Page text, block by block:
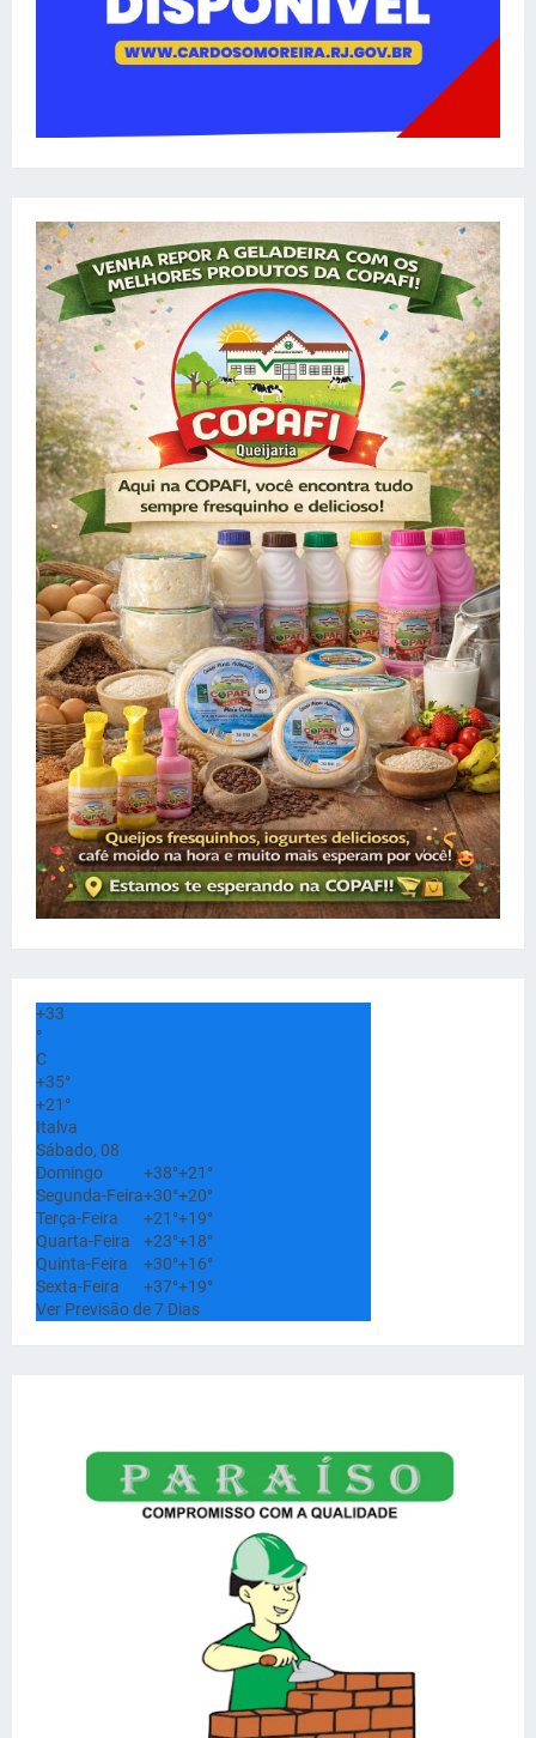
+33
°
C
+35°
+21°
Italva
Sábado, 08
Domingo
+38°+21°
Segunda-Feira+30°+20°
Terça-Feira
+21°+19°
Quarta-Feira
+23°+18°
Quinta-Feira
+30°+16°
Sexta-Feira
+37°+19°
Ver Previsão de 7 Dias